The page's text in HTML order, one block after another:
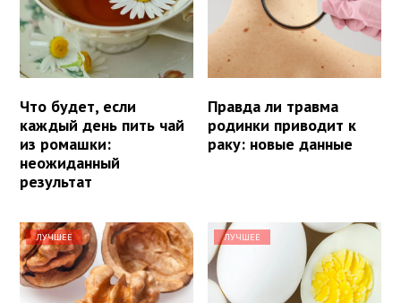
Что будет, если
каждый день пить чай
из ромашки:
неожиданный
результат
Правда ли травма
родинки приводит к
раку: новые данные
ЛУЧШЕЕ ЛУЧШЕЕ